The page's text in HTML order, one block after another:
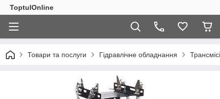
ToptulOnline
Товари та послуги Гідравлічне обладнання